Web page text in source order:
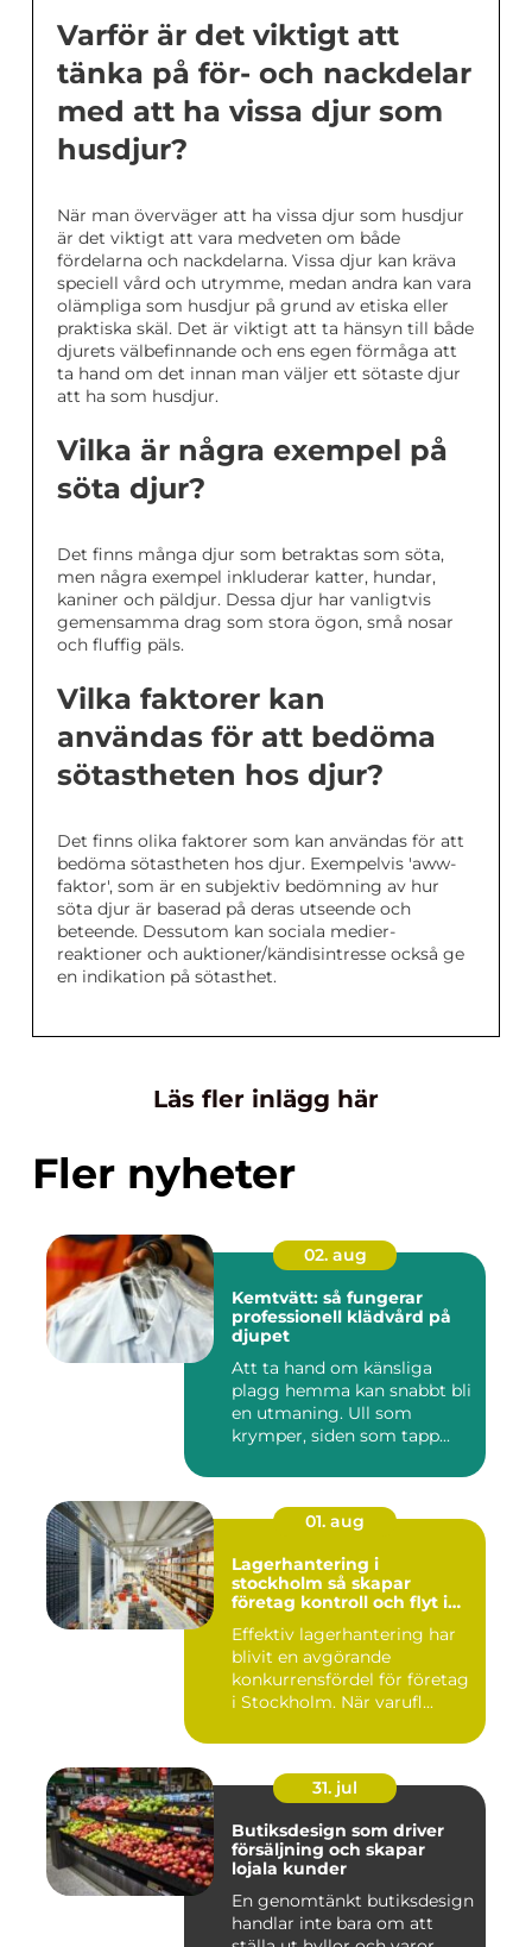
Varför är det viktigt att
tänka på för- och nackdelar
med att ha vissa djur som
husdjur?
När man överväger att ha vissa djur som husdjur
är det viktigt att vara medveten om både
fördelarna och nackdelarna. Vissa djur kan kräva
speciell vård och utrymme, medan andra kan vara
olämpliga som husdjur på grund av etiska eller
praktiska skäl. Det är viktigt att ta hänsyn till både
djurets välbefinnande och ens egen förmåga att
ta hand om det innan man väljer ett sötaste djur
att ha som husdjur.
Vilka är några exempel på
söta djur?
Det finns många djur som betraktas som söta,
men några exempel inkluderar katter, hundar,
kaniner och päldjur. Dessa djur har vanligtvis
gemensamma drag som stora ögon, små nosar
och fluffig päls.
Vilka faktorer kan
användas för att bedöma
sötastheten hos djur?
Det finns olika faktorer som kan användas för att
bedöma sötastheten hos djur. Exempelvis 'aww-
faktor', som är en subjektiv bedömning av hur
söta djur är baserad på deras utseende och
beteende. Dessutom kan sociala medier-
reaktioner och auktioner/kändisintresse också ge
en indikation på sötasthet.
Läs fler inlägg här
Fler nyheter
02. aug
Kemtvätt: så fungerar
professionell klädvård på
djupet
Att ta hand om känsliga
plagg hemma kan snabbt bli
en utmaning. Ull som
krymper, siden som tapp...
01. aug
Lagerhantering i
stockholm så skapar
företag kontroll och flyt i
Effektiv lagerhantering har
blivit en avgörande
konkurrensfördel för företag
i Stockholm. När varufl...
31. jul
Butiksdesign som driver
försäljning och skapar
lojala kunder
En genomtänkt butiksdesign
handlar inte bara om att